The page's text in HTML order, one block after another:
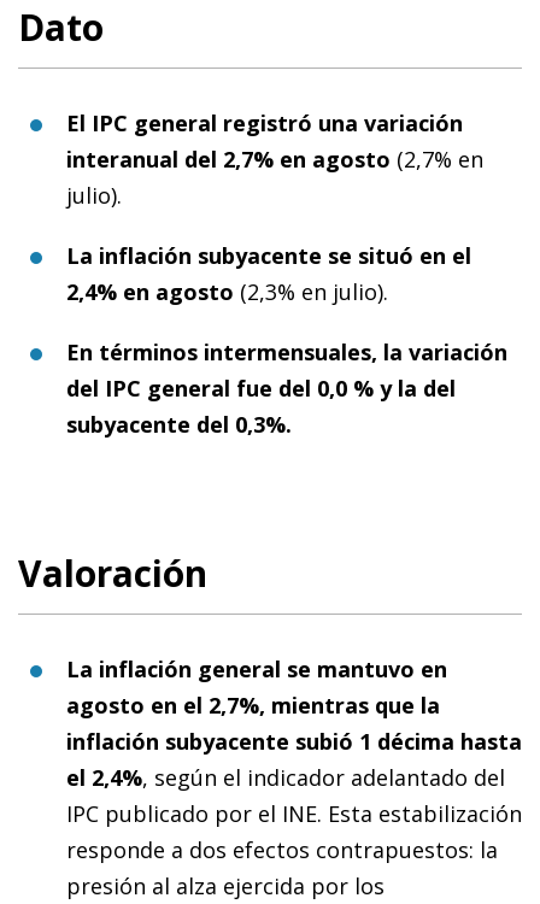
Dato
El IPC general registró una variación
interanual del 2,7% en agosto (2,7% en
julio).
La inflación subyacente se situó en el
2,4% en agosto (2,3% en julio).
En términos intermensuales, la variación
del IPC general fue del 0,0 % y la del
subyacente del 0,3%.
Valoración
La inflación general se mantuvo en
agosto en el 2,7%, mientras que la
inflación subyacente subió 1 décima hasta
el 2,4%, según el indicador adelantado del
IPC publicado por el INE. Esta estabilización
responde a dos efectos contrapuestos: la
presión al alza ejercida por los